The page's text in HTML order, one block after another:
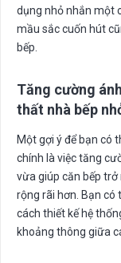
dụng nhỏ nhắn một
mầu sắc cuốn hút
bếp.
Tăng cường
thất nhà bếp
Một gợi ý để bạn có
chính là việc tăng
vừa giúp căn bếp
rộng rãi hơn. Bạn có
cách thiết kế hệ
khoảng thông giữa